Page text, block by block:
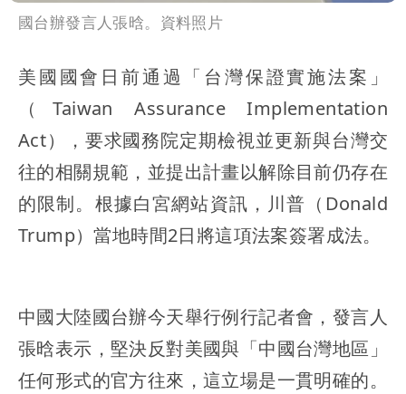
國台辦發言人張晗。資料照片
美國國會日前通過「台灣保證實施法案」
（Taiwan Assurance Implementation
Act），要求國務院定期檢視並更新與台灣交
往的相關規範，並提出計畫以解除目前仍存在
的限制。根據白宮網站資訊，川普（Donald
Trump）當地時間2日將這項法案簽署成法。
中國大陸國台辦今天舉行例行記者會，發言人
張晗表示，堅決反對美國與「中國台灣地區」
任何形式的官方往來，這立場是一貫明確的。